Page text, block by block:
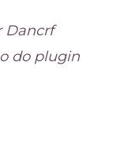
Dancrf
do plugin